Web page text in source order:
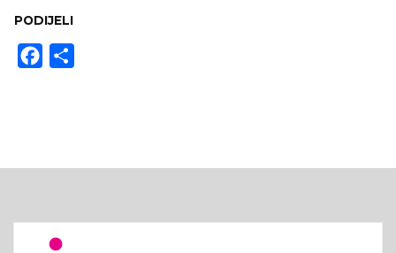
objava
PODIJELI
Facebook